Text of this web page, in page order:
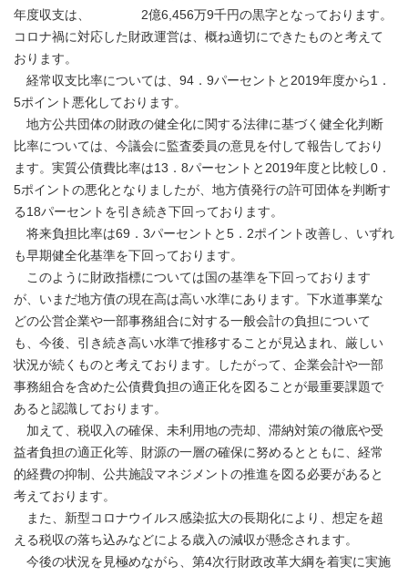
年度収支は、 2億6,456万9千円の黒字となっております。
コロナ禍に対応した財政運営は、概ね適切にできたものと考えて
おります。
経常収支比率については、94．9パーセントと2019年度から1．
5ポイント悪化しております。
地方公共団体の財政の健全化に関する法律に基づく健全化判断
比率については、今議会に監査委員の意見を付して報告しており
ます。実質公債費比率は13．8パーセントと2019年度と比較し0．
5ポイントの悪化となりましたが、地方債発行の許可団体を判断す
る18パーセントを引き続き下回っております。
将来負担比率は69．3パーセントと5．2ポイント改善し、いずれ
も早期健全化基準を下回っております。
このように財政指標については国の基準を下回っております
が、いまだ地方債の現在高は高い水準にあります。下水道事業な
どの公営企業や一部事務組合に対する一般会計の負担について
も、今後、引き続き高い水準で推移することが見込まれ、厳しい
状況が続くものと考えております。したがって、企業会計や一部
事務組合を含めた公債費負担の適正化を図ることが最重要課題で
あると認識しております。
加えて、税収入の確保、未利用地の売却、滞納対策の徹底や受
益者負担の適正化等、財源の一層の確保に努めるとともに、経常
的経費の抑制、公共施設マネジメントの推進を図る必要があると
考えております。
また、新型コロナウイルス感染拡大の長期化により、想定を超
える税収の落ち込みなどによる歳入の減収が懸念されます。
今後の状況を見極めながら、第4次行財政改革大綱を着実に実施